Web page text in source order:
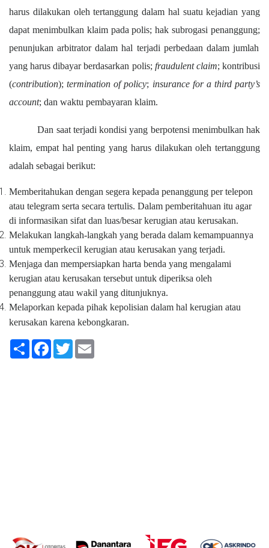
harus dilakukan olehtertanggung dalam hal suatu kejadian yang
dapat menimbulkan klaim pada polis; hak subrogasi penanggung;
penunjukan arbitrator dalam hal terjadi perbedaan dalam jumlah
yang harus dibayar berdasarkan polis; fraudulent claim; kontribusi
(contribution); termination of policy; insurance for a third party’s
account; dan waktu pembayaran klaim.
Dan saat terjadi kondisi yang berpotensi menimbulkan hak
klaim, empat hal penting yang harus dilakukan oleh tertanggung
adalah sebagai berikut:
Memberitahukan dengan segera kepada penanggung per telepon
atau telegram serta secara tertulis. Dalam pemberitahuan itu agar
di informasikan sifat dan luas/besar kerugian atau kerusakan.
Melakukan langkah-langkah yang berada dalam kemampuannya
untuk memperkecil kerugian atau kerusakan yang terjadi.
Menjaga dan mempersiapkan harta benda yang mengalami
kerugian atau kerusakan tersebut untuk diperiksa oleh
penanggung atau wakil yang ditunjuknya.
Melaporkan kepada pihak kepolisian dalam hal kerugian atau
kerusakan karena kebongkaran.
ShareFacebook
Twitter